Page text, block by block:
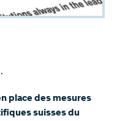
place des mesures
suisses du